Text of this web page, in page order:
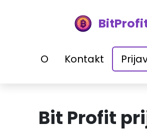
O Kontakt
Bit Profit